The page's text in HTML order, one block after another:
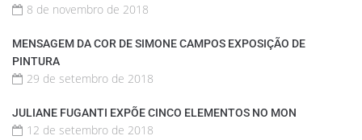
8 de novembro de 2018
MENSAGEM DA COR DE SIMONE CAMPOS EXPOSIÇÃO DE
PINTURA
29 de setembro de 2018
JULIANE FUGANTI EXPÕE CINCO ELEMENTOS NO MON
12 de setembro de 2018